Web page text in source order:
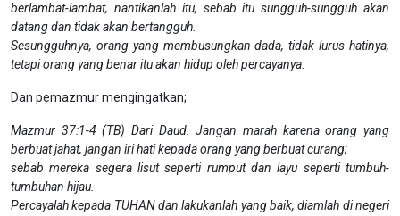
berlambat-lambat, nantikanlah itu, sebab itu sungguh-sungguh akan
datang dan tidak akan bertangguh.
Sesungguhnya, orang yang membusungkan dada, tidak lurus hatinya,
tetapi orang yang benar itu akan hidup oleh percayanya.
Dan pemazmur mengingatkan;
Mazmur 37:1-4 (TB) Dari Daud. Jangan marah karena orang yang
berbuat jahat, jangan iri hati kepada orang yang berbuat curang;
sebab mereka segera lisut seperti rumput dan layu seperti tumbuh-
tumbuhan hijau.
Percayalah kepada TUHAN dan lakukanlah yang baik, diamlah di negeri